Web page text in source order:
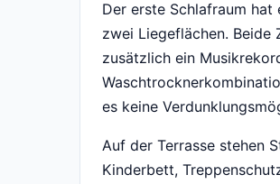
Der erste Schlafraum
zwei Liegeflächen. Beide
zusätzlich ein
es keine
Auf der Terrasse stehen
Kinderbett,